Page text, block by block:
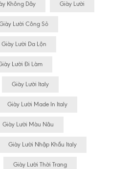
Không Dây Giày Lười
Lười Công Sỏ
Giày Lười Da Lộn
Lười Đi Làm
Giày Lười Italy
Giày Lười Made In Italy
Giày Lười Màu Nâu
Giày Lười Nhập Khẩu Italy
Giày Lười Thời Trang